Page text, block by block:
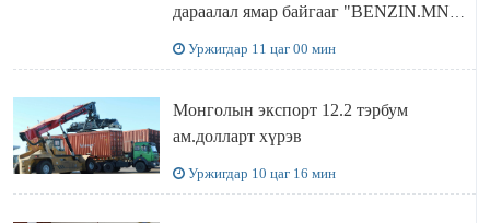
дараалал ямар байгааг "BENZIN.MN”
Уржигдар 11 цаг 00 мин
Монголын экспорт 12.2 тэрбум
ам.долларт хүрэв
Уржигдар 10 цаг 16 мин